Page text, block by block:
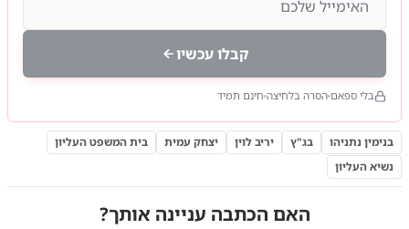
קבלו עכשיו
בלי ספאם הסרה בלחיצה חינם תמיד
בנימין נתניהו בג"ץ יריב לוין יצחק עמית
בית המשפט העליון
נשיא העליון
האם הכתבה עניינה אותך?